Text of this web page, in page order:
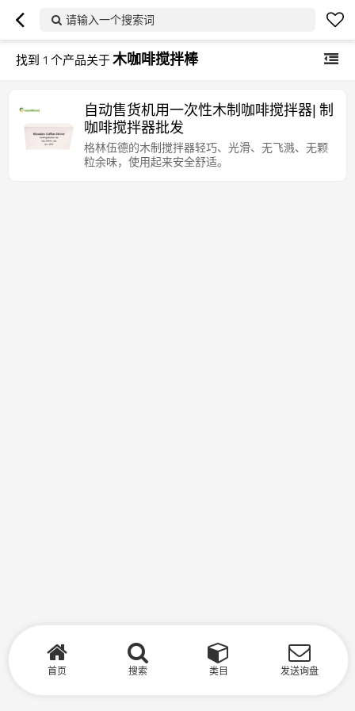
请输入一个搜索词
找到 1 个产品关于木咖啡搅拌棒
自动售货机用一次性木制咖啡搅拌器| 制
咖啡搅拌器批发
格林伍德的木制搅拌器轻巧、光滑、无飞溅、无颗
粒余味，使用起来安全舒适。
首页 搜索 类目 发送询盘